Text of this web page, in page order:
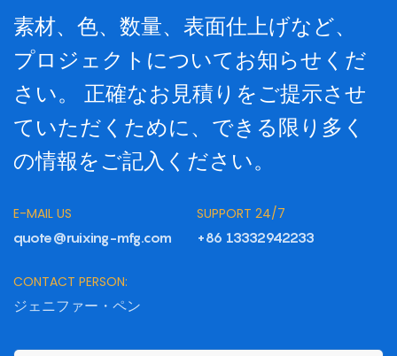
素材、色、数量、表面仕上げなど、
プロジェクトについてお知らせくだ
さい。 正確なお見積りをご提示させ
ていただくために、できる限り多く
の情報をご記入ください。
E-MAIL US
quote@ruixing-mfg.com
SUPPORT 24/7
+86 13332942233
CONTACT PERSON:
ジェニファー・ペン